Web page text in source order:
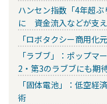
ハンセン指数「4年超
に 資金流入などが支え
「ロボタクシー商用化
「ラブブ」：ポップマ
2・第3のラブブにも期
「固体電池」：低空経
術